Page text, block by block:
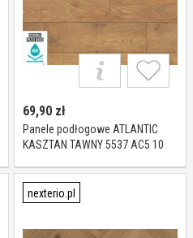
69,90 zł
Panele podłogowe ATLANTIC
KASZTAN TAWNY 5537 AC5 10
nexterio.pl